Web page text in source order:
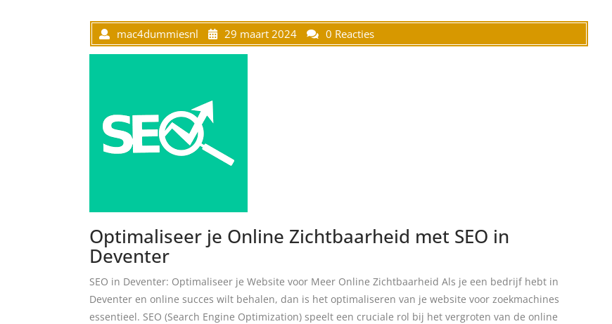
mac4dummiesnl 29 maart 2024 0 Reacties
Optimaliseer je Online Zichtbaarheid met SEO in
Deventer
SEO in Deventer: Optimaliseer je Website voor Meer Online Zichtbaarheid Als je een bedrijf hebt in
Deventer en online succes wilt behalen, dan is het optimaliseren van je website voor zoekmachines
essentieel. SEO (Search Engine Optimization) speelt een cruciale rol bij het vergroten van de online